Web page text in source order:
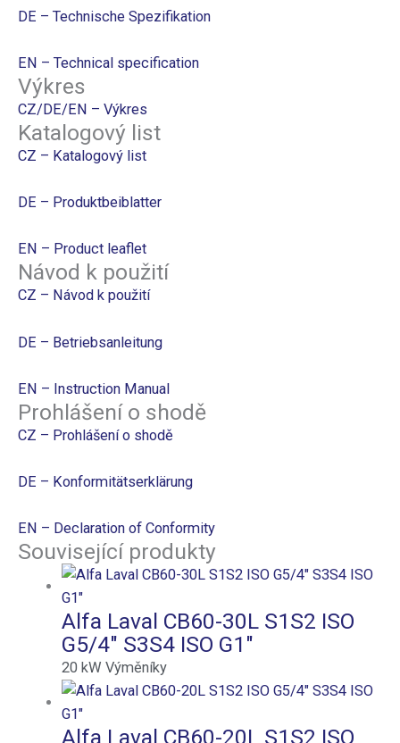
DE – Technische Spezifikation
EN – Technical specification
Výkres
CZ/DE/EN – Výkres
Katalogový list
CZ – Katalogový list
DE – Produktbeiblatter
EN – Product leaflet
Návod k použití
CZ – Návod k použití
DE – Betriebsanleitung
EN – Instruction Manual
Prohlášení o shodě
CZ – Prohlášení o shodě
DE – Konformitätserklärung
EN – Declaration of Conformity
Související produkty
Alfa Laval CB60-30L S1S2 ISO
G5/4″ S3S4 ISO G1″
20 kW Výměníky
Alfa Laval CB60-20L S1S2 ISO